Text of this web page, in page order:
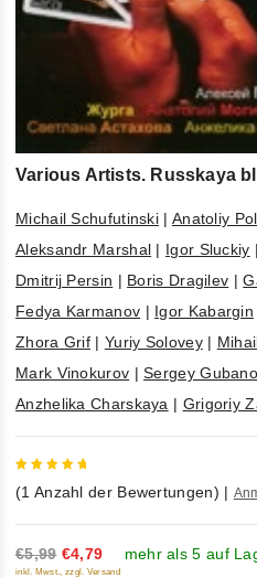
Various Artists. Russkaya
Michail Schufutinski | Anatoliy
Aleksandr Marshal | Igor Sluckiy |
Dmitrij Persin | Boris Dragilev |
Fedya Karmanov | Igor Kabargin
Zhora Grif | Yuriy Solovey|
Mark Vinokurov |Sergey
Anzhelika Charskaya | Grigoriy
5
(1 Anzahl der Bewertungen) |
€5,99 €4,79 mehr als 5 auf
inkl. Mwst., zzgl. Versand